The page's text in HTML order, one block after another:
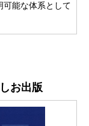
可能な体系として
お出版